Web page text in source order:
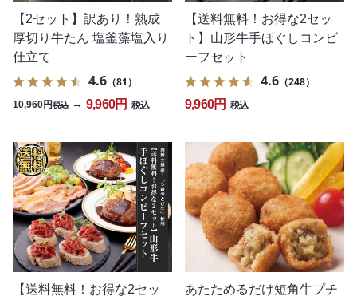
【2セット】訳あり！熟成
厚切り牛たん 塩釜藻塩入り
仕立て
4.6 （81）
10,960円税込 → 9,960円 税込
【送料無料！お得な2セッ
ト】山形牛手ほぐしコンビ
ーフセット
4.6 （248）
9,960円 税込
【送料無料！お得な2セッ
あたためるだけ短角牛プチ